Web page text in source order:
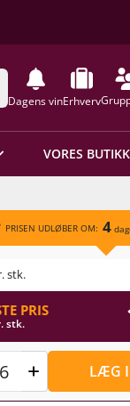
Dagens vinErhverv
VORES
PRISEN UDLØBER OM: 4
stk.
PRIS
stk.
LÆG I